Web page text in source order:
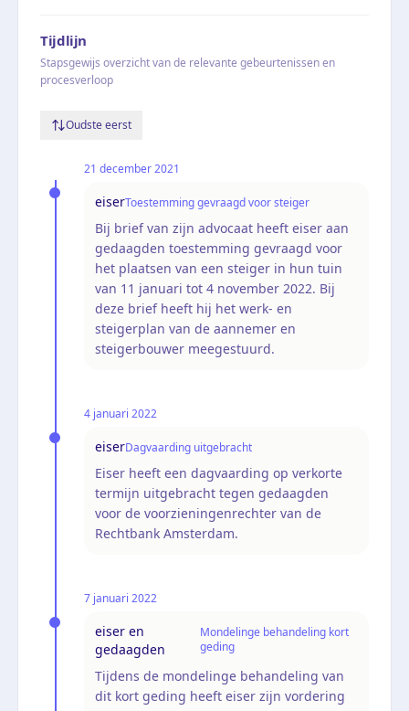
Tijdlijn
Stapsgewijs overzicht van de relevante gebeurtenissen en
procesverloop
Oudste eerst
21 december 2021
eiserToestemming gevraagd voor steiger
Bij brief van zijn advocaat heeft eiser aan
gedaagden toestemming gevraagd voor
het plaatsen van een steiger in hun tuin
van 11 januari tot 4 november 2022. Bij
deze brief heeft hij het werk- en
steigerplan van de aannemer en
steigerbouwer meegestuurd.
4 januari 2022
eiserDagvaarding uitgebracht
Eiser heeft een dagvaarding op verkorte
termijn uitgebracht tegen gedaagden
voor de voorzieningenrechter van de
Rechtbank Amsterdam.
7 januari 2022
eiser en
gedaagden
Mondelinge behandeling kort
geding
Tijdens de mondelinge behandeling van
dit kort geding heeft eiser zijn vordering